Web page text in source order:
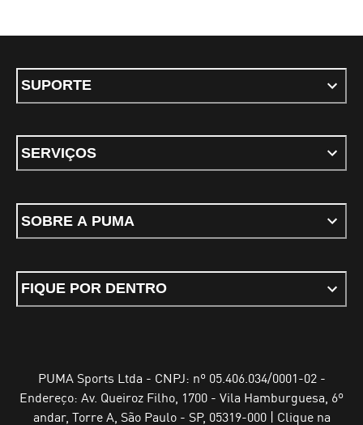
SUPORTE
SERVIÇOS
SOBRE A PUMA
FIQUE POR DENTRO
PUMA Sports Ltda - CNPJ: nº 05.406.034/0001-02 -
Endereço: Av. Queiroz Filho, 1700 - Vila Hamburguesa, 6º
andar, Torre A, São Paulo - SP, 05319-000 | Clique na